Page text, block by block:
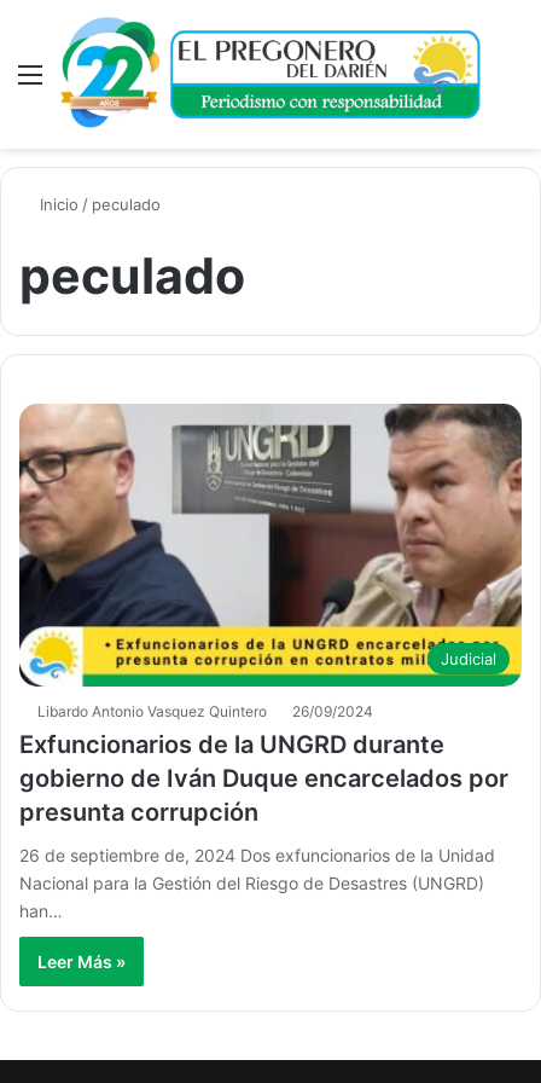
Menú
Inicio / peculado
peculado
Judicial
Libardo Antonio Vasquez Quintero 26/09/2024
Exfuncionarios de la UNGRD durante
gobierno de Iván Duque encarcelados por
presunta corrupción
26 de septiembre de, 2024 Dos exfuncionarios de la Unidad
Nacional para la Gestión del Riesgo de Desastres (UNGRD)
han…
Leer Más »